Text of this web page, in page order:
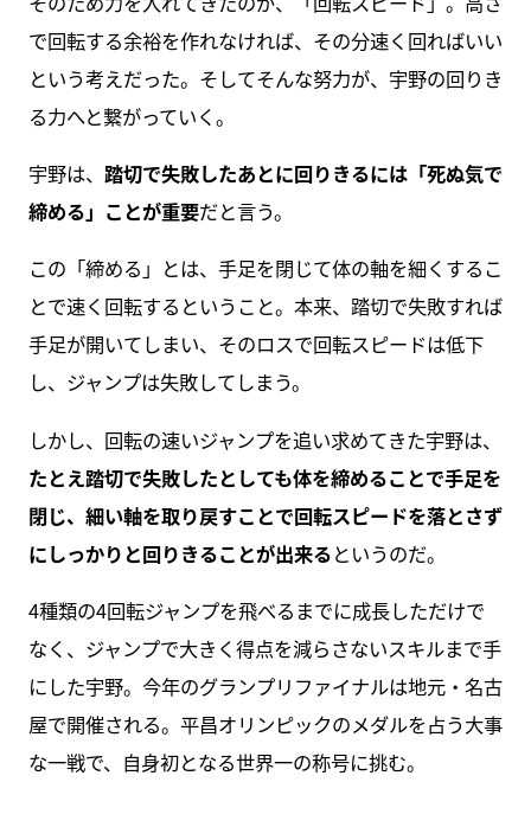
で回転する余裕を作れなければ、その分速く回ればいい
という考えだった。そしてそんな努力が、宇野の回りき
る力へと繋がっていく。
宇野は、 踏切で失敗したあとに回りきるには「死ぬ気で
締める」ことが重要だと言う。
この「締める」とは、手足を閉じて体の軸を細くするこ
とで速く回転するということ。本来、踏切で失敗すれば
手足が開いてしまい、そのロスで回転スピードは低下
し、ジャンプは失敗してしまう。
しかし、回転の速いジャンプを追い求めてきた宇野は、
たとえ踏切で失敗したとしても体を締めることで手足を
閉じ、細い軸を取り戻すことで回転スピードを落とさず
にしっかりと回りきることが出来るというのだ。
4種類の4回転ジャンプを飛べるまでに成長しただけで
なく、ジャンプで大きく得点を減らさないスキルまで手
にした宇野。今年のグランプリファイナルは地元・名古
屋で開催される。平昌オリンピックのメダルを占う大事
な一戦で、自身初となる世界一の称号に挑む。